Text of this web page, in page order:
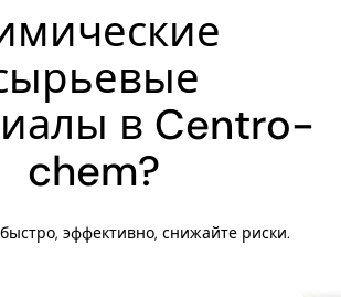
в Centro-
chem?
эффективно, снижайте риски.